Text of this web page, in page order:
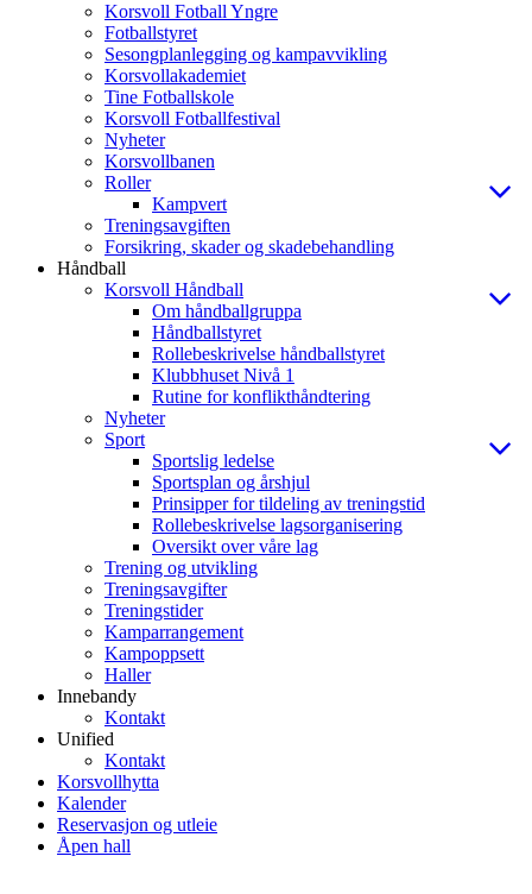
Korsvoll Fotball Yngre
Fotballstyret
Sesongplanlegging og kampavvikling
Korsvollakademiet
Tine Fotballskole
Korsvoll Fotballfestival
Nyheter
Korsvollbanen
Roller
Kampvert
Treningsavgiften
Forsikring, skader og skadebehandling
Håndball
Korsvoll Håndball
Om håndballgruppa
Håndballstyret
Rollebeskrivelse håndballstyret
Klubbhuset Nivå 1
Rutine for konflikthåndtering
Nyheter
Sport
Sportslig ledelse
Sportsplan og årshjul
Prinsipper for tildeling av treningstid
Rollebeskrivelse lagsorganisering
Oversikt over våre lag
Trening og utvikling
Treningsavgifter
Treningstider
Kamparrangement
Kampoppsett
Haller
Innebandy
Kontakt
Unified
Kontakt
Korsvollhytta
Kalender
Reservasjon og utleie
Åpen hall